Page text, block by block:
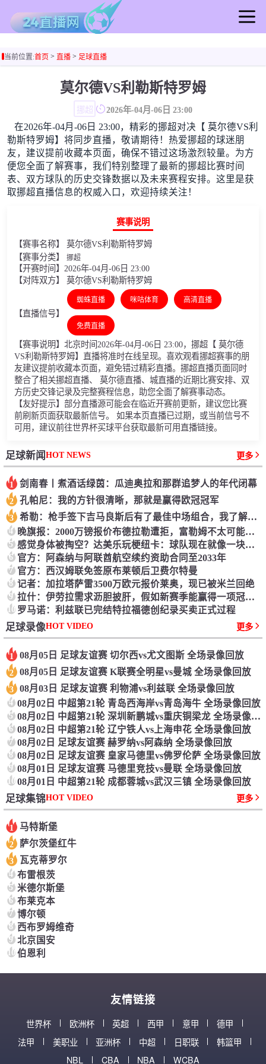
足球直播
足球集锦
篮球集锦
足球新闻
篮球新闻
当前位置:首页> 直播> 足球直播
莫尔德VS利勒斯特罗姆
挪超 2026年-04月-06日 23:00
在2026年-04月-06日 23:00，精彩的挪超对决【 莫尔德VS利
勒斯特罗姆】将同步直播，敬请期待！热爱挪超的球迷朋
友，建议提前收藏本页面，确保不错过这场激烈较量。为方
便您全面了解赛事，我们特别整理了最新的挪超比赛时间
表、双方球队的历史交锋数据以及未来赛程安排。这里是获
取挪超直播信息的权威入口，欢迎持续关注！
赛事说明
【赛事名称】 莫尔德VS利勒斯特罗姆
【赛事分类】 挪超
【开赛时间】2026年-04月-06日 23:00
【对阵双方】 莫尔德VS利勒斯特罗姆
【直播信号】
蜘蛛直播 咪咕体育 高清直播
免费直播
【赛事说明】北京时间2026年-04月-06日 23:00，挪超【 莫尔德
VS利勒斯特罗姆】直播将准时在线呈现。喜欢观看挪超赛事的朋
友建议提前收藏本页面，避免错过精彩直播。挪超直播页面同时
整合了相关挪超直播、 莫尔德直播、城直播的近期比赛安排、双
方历史交锋记录及完整赛程信息，助您全面了解赛事动态。
【友好提示】部分直播源可能会在临近开赛前更新，建议您比赛
前刷新页面获取最新信号。 如果本页直播已过期，或当前信号不
可用，建议前往世界杯买球平台获取最新可用直播链接。
足球新闻HOT NEWS 更多
1 剑南春丨煮酒话绿茵：瓜迪奥拉和那群追梦人的年代闭幕
2 孔帕尼：我的方针很清晰，那就是赢得欧冠冠军
3 希勒：枪手签下吉马良斯后有了最佳中场组合，我了解他的转会
4 晚旗报：2000万镑报价布德拉勒遭拒，富勒姆不太可能马上进步报价
5 感觉身体被掏空？达美乐玩梗纽卡：球队现在就像一块被挖空的披萨
6 官方：阿森纳与阿联酋航空续约资助合同至2033年
7 官方：西汉姆联免签原布莱顿后卫费尔特曼
8 记者：加拉塔萨雷3500万欧元报价莱奥，现已被米兰回绝
9 拉什：伊劳拉需求沥胆披肝，假如新赛季能赢得一项冠军就太好了
10 罗马诺：利兹联已完结特拉福德创纪录买卖正式过程
足球录像HOT VIDEO 更多
1 08月05日 足球友谊赛 切尔西vs尤文图斯 全场录像回放
2 08月05日 足球友谊赛 K联赛全明星vs曼城 全场录像回放
3 08月03日 足球友谊赛 利物浦vs利兹联 全场录像回放
4 08月02日 中超第21轮 青岛西海岸vs青岛海牛 全场录像回放
5 08月02日 中超第21轮 深圳新鹏城vs重庆铜梁龙 全场录像回放
6 08月02日 中超第21轮 辽宁铁人vs上海申花 全场录像回放
7 08月02日 足球友谊赛 赫罗纳vs阿森纳 全场录像回放
8 08月02日 足球友谊赛 皇家马德里vs佛罗伦萨 全场录像回放
9 08月01日 足球友谊赛 马德里竞技vs曼联 全场录像回放
1008月01日 中超第21轮 成都蓉城vs武汉三镇 全场录像回放
足球集锦HOT VIDEO 更多
1 马特斯堡
2 萨尔茨堡红牛
3 瓦克蒂罗尔
4 布雷根茨
5 米德尔斯堡
6 布莱克本
7 博尔顿
8 西布罗姆维奇
9 北京国安
10伯恩利
友情链接
世界杯 欧洲杯 英超 西甲 意甲
德甲
法甲
美职业 亚洲杯 中超 日职联
韩篮甲
NBL
CBA NBA WCBA